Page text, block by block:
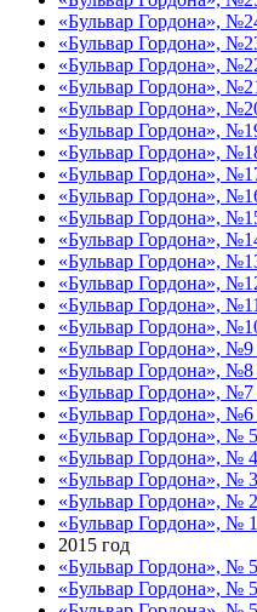
«Бульвар Гордона»,
«Бульвар Гордона»,
«Бульвар Гордона»,
«Бульвар Гордона»,
«Бульвар Гордона»,
«Бульвар Гордона»,
«Бульвар Гордона»,
«Бульвар Гордона»,
«Бульвар Гордона»,
«Бульвар Гордона»,
«Бульвар Гордона»,
«Бульвар Гордона»,
«Бульвар Гордона»,
«Бульвар Гордона»,
«Бульвар Гордона»,
«Бульвар Гордона»,
«Бульвар Гордона»,
«Бульвар Гордона»,
«Бульвар Гордона»,
«Бульвар Гордона», №
«Бульвар Гордона», №
«Бульвар Гордона», №
«Бульвар Гордона», №
«Бульвар Гордона», №
2015 год
«Бульвар Гордона», №
«Бульвар Гордона», №